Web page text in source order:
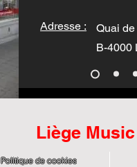
Adresse :
Quai
B-4000
Liège
Politique de cookies